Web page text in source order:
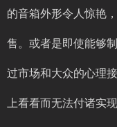
的音箱外形令人惊艳
售。或者是即使能够
过市场和大众的心理
上看看而无法付诸实